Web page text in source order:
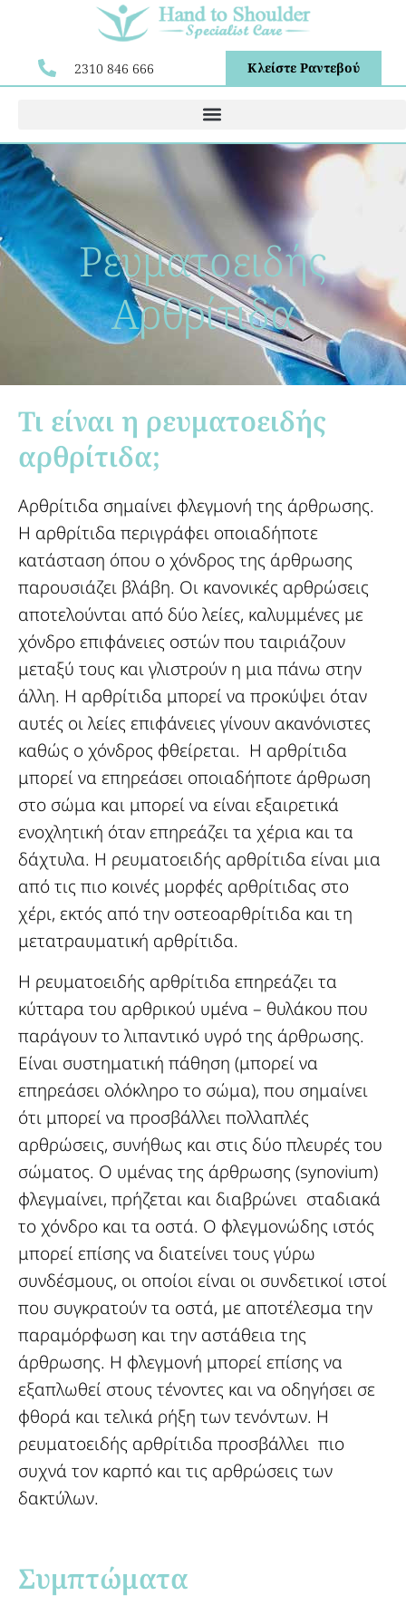
2310 846 666 Κλείστε Ραντεβού
Ρευματοειδής
Αρθρίτιδα​
Τι είναι η ρευματοειδής
αρθρίτιδα;​
Αρθρίτιδα σημαίνει φλεγμονή της άρθρωσης.
Η αρθρίτιδα περιγράφει οποιαδήποτε
κατάσταση όπου ο χόνδρος της άρθρωσης
παρουσιάζει βλάβη. Οι κανονικές αρθρώσεις
αποτελούνται από δύο λείες, καλυμμένες με
χόνδρο επιφάνειες οστών που ταιριάζουν
μεταξύ τους και γλιστρούν η μια πάνω στην
άλλη. Η αρθρίτιδα μπορεί να προκύψει όταν
αυτές οι λείες επιφάνειες γίνουν ακανόνιστες
καθώς ο χόνδρος φθείρεται. Η αρθρίτιδα
μπορεί να επηρεάσει οποιαδήποτε άρθρωση
στο σώμα και μπορεί να είναι εξαιρετικά
ενοχλητική όταν επηρεάζει τα χέρια και τα
δάχτυλα. Η ρευματοειδής αρθρίτιδα είναι μια
από τις πιο κοινές μορφές αρθρίτιδας στο
χέρι, εκτός από την οστεοαρθρίτιδα και τη
μετατραυματική αρθρίτιδα.
Η ρευματοειδής αρθρίτιδα επηρεάζει τα
κύτταρα του αρθρικού υμένα – θυλάκου που
παράγουν το λιπαντικό υγρό της άρθρωσης.
Είναι συστηματική πάθηση (μπορεί να
επηρεάσει ολόκληρο το σώμα), που σημαίνει
ότι μπορεί να προσβάλλει πολλαπλές
αρθρώσεις, συνήθως και στις δύο πλευρές του
σώματος. Ο υμένας της άρθρωσης (synovium)
φλεγμαίνει, πρήζεται και διαβρώνει σταδιακά
το χόνδρο και τα οστά. Ο φλεγμονώδης ιστός
μπορεί επίσης να διατείνει τους γύρω
συνδέσμους, οι οποίοι είναι οι συνδετικοί ιστοί
που συγκρατούν τα οστά, με αποτέλεσμα την
παραμόρφωση και την αστάθεια της
άρθρωσης. Η φλεγμονή μπορεί επίσης να
εξαπλωθεί στους τένοντες και να οδηγήσει σε
φθορά και τελικά ρήξη των τενόντων. Η
ρευματοειδής αρθρίτιδα προσβάλλει πιο
συχνά τον καρπό και τις αρθρώσεις των
δακτύλων.
Συμπτώματα ​